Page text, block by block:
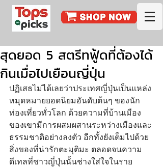
สุดยอด 5 สตรีทฟู้ดที่ต้องได้
กินเมื่อไปเยือนญี่ปุ่น
ปฏิเสธไม่ได้เลยว่าประเทศญี่ปุ่นเป็นแหล่ง
หมุดหมายยอดนิยมอันดับต้นๆ ของนัก
ท่องเที่ยวทั่วโลก ด้วยความที่บ้านเมือง
ของเขามีการผสมผสานระหว่างเมืองและ
ธรรมชาติอย่างลงตัว อีกทั้งยังเต็มไปด้วย
สิ่งของที่น่ารักตะมุติมะ ตลอดจนความ
ดีเทลที่ชาวญี่ปุ่นนั้นช่างใส่ใจในราย